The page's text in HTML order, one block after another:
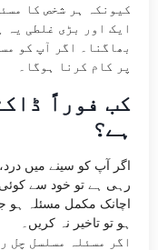
کیونکہ ہر شخص کا
ایک اور بڑی غلطی یہ
بھاگنا۔ اگر آپ کو
پر کام کرنا ہوگا۔
کب فوراً
ہے؟
اگر آپ کو سینے میں
رہی ہے تو خود سے
اچانک مکمل مسئلہ ہو
ہو تو تاخیر نہ کریں۔
اگر مسئلہ مسلسل چل